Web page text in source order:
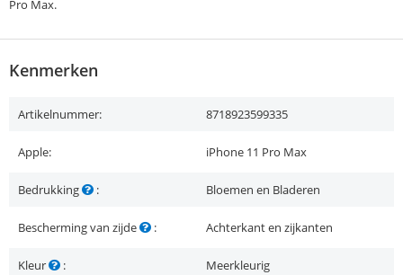
Pro Max.
Kenmerken
Artikelnummer: 8718923599335
Apple: iPhone 11 Pro Max
Bedrukking : Bloemen en Bladeren
Bescherming van zijde : Achterkant en zijkanten
Kleur : Meerkleurig